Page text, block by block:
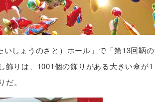
しょうのさと）ホール」で「第13回鞆
りは、1001個の飾りがある大きい傘が1
。